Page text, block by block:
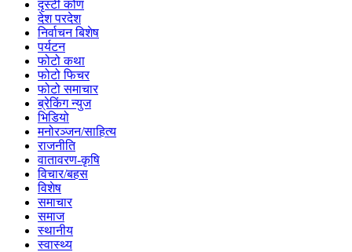
दृस्टी कोण
देश परदेश
निर्वाचन बिशेष
पर्यटन
फोटो कथा
फोटो फिचर
फोटो समाचार
ब्रेकिंग न्युज
भिडियो
मनोरञ्जन/साहित्य
राजनीति
वातावरण-कृषि
विचार/बहस
विशेष
समाचार
समाज
स्थानीय
स्वास्थ्य